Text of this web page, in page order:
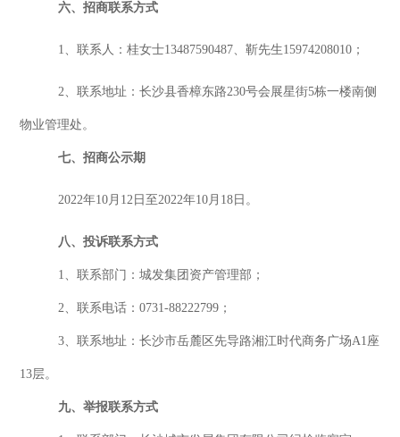
六、招商联系方式
1、联系人 ： 桂女士13487590487、靳先生15974208010 ；
2、联系地址：长沙县香樟东路230号会展星街5栋一楼南侧
物业管理处。
七、招商公示期
2022年10月 12 日至2022年10月 18 日 。
八、投诉联系方式
1、 联系部门：城发集团资产管理部 ；
2、联系电话： 0731-88222799 ；
3、联系地址：长沙市岳麓区先导路湘江时代商务广场A1座
13层。
九、举报联系方式